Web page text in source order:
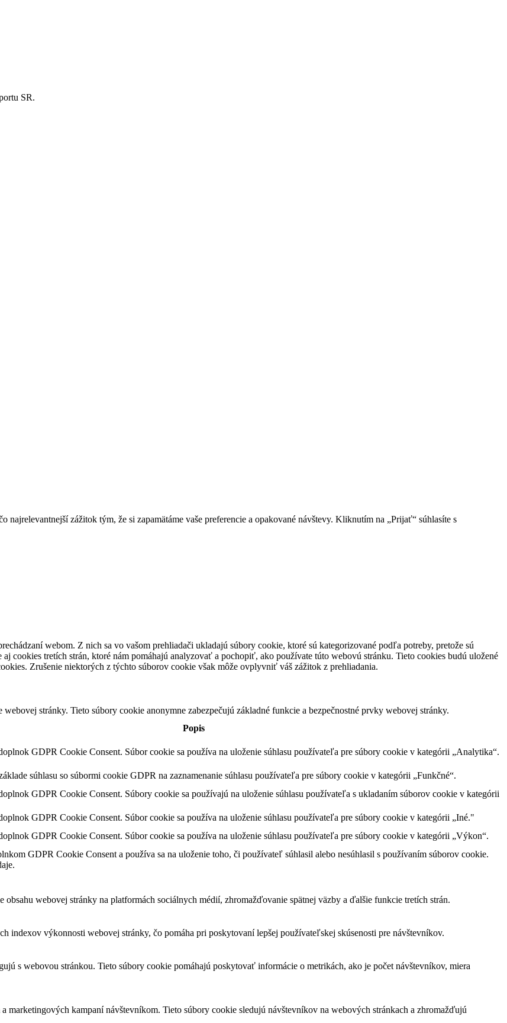
SR.
zážitok tým, že si zapamätáme vaše preferencie a opakované návštevy. Kliknutím na „Prijať“ súhlasíte s
webom. Z nich sa vo vašom prehliadači ukladajú súbory cookie, ktoré sú kategorizované podľa potreby, pretože sú
cookies tretích strán, ktoré nám pomáhajú analyzovať a pochopiť, ako používate túto webovú stránku. Tieto cookies budú uložené
Zrušenie niektorých z týchto súborov cookie však môže ovplyvniť váš zážitok z prehliadania.
stránky. Tieto súbory cookie anonymne zabezpečujú základné funkcie a bezpečnostné prvky webovej stránky.
Popis
GDPR Cookie Consent. Súbor cookie sa používa na uloženie súhlasu používateľa pre súbory cookie v kategórii „Analytika“.
súhlasu so súbormi cookie GDPR na zaznamenanie súhlasu používateľa pre súbory cookie v kategórii „Funkčné“.
GDPR Cookie Consent. Súbory cookie sa používajú na uloženie súhlasu používateľa s ukladaním súborov cookie v kategórii
GDPR Cookie Consent. Súbor cookie sa používa na uloženie súhlasu používateľa pre súbory cookie v kategórii „Iné."
GDPR Cookie Consent. Súbor cookie sa používa na uloženie súhlasu používateľa pre súbory cookie v kategórii „Výkon“.
GDPR Cookie Consent a používa sa na uloženie toho, či používateľ súhlasil alebo nesúhlasil s používaním súborov cookie.
webovej stránky na platformách sociálnych médií, zhromažďovanie spätnej väzby a ďalšie funkcie tretích strán.
indexov výkonnosti webovej stránky, čo pomáha pri poskytovaní lepšej používateľskej skúsenosti pre návštevníkov.
s webovou stránkou. Tieto súbory cookie pomáhajú poskytovať informácie o metrikách, ako je počet návštevníkov, miera
marketingových kampaní návštevníkom. Tieto súbory cookie sledujú návštevníkov na webových stránkach a zhromažďujú